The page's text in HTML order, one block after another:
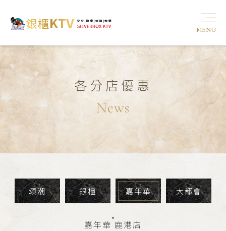
各分店優惠
News
頌潮 銀櫃 嘉年華
嘉年華 鹿港店
大都會
MENU